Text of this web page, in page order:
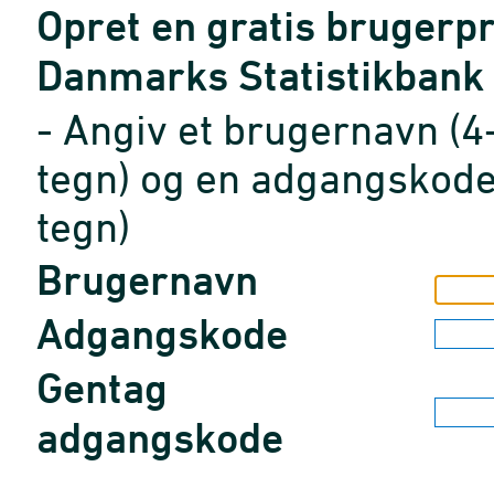
Opret en gratis
Danmarks Statistikbank
- Angiv et brugernavn
tegn) og en
tegn)
Brugernavn
Adgangskode
Gentag
adgangskode